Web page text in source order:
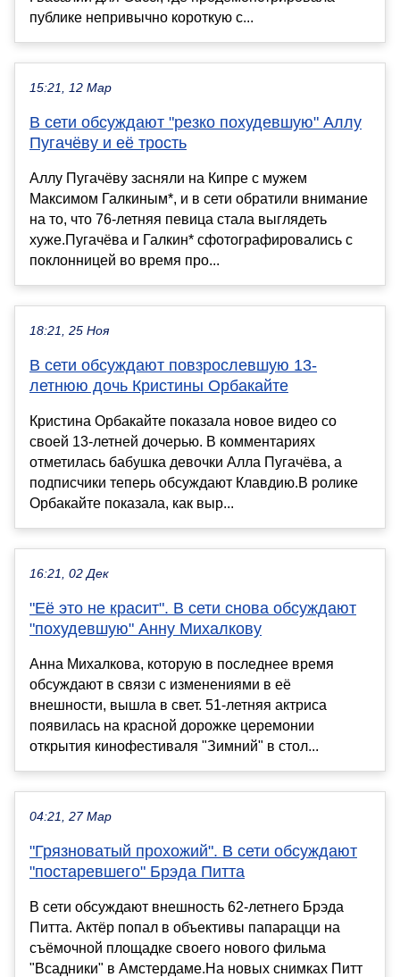
публике непривычно короткую с...
15:21, 12 Мар
В сети обсуждают "резко похудевшую" Аллу
Пугачёву и её трость
Аллу Пугачёву засняли на Кипре с мужем
Максимом Галкиным*, и в сети обратили внимание
на то, что 76-летняя певица стала выглядеть
хуже.Пугачёва и Галкин* сфотографировались с
поклонницей во время про...
18:21, 25 Ноя
В сети обсуждают повзрослевшую 13-
летнюю дочь Кристины Орбакайте
Кристина Орбакайте показала новое видео со
своей 13-летней дочерью. В комментариях
отметилась бабушка девочки Алла Пугачёва, а
подписчики теперь обсуждают Клавдию.В ролике
Орбакайте показала, как выр...
16:21, 02 Дек
"Её это не красит". В сети снова обсуждают
"похудевшую" Анну Михалкову
Анна Михалкова, которую в последнее время
обсуждают в связи с изменениями в её
внешности, вышла в свет. 51-летняя актриса
появилась на красной дорожке церемонии
открытия кинофестиваля "Зимний" в стол...
04:21, 27 Мар
"Грязноватый прохожий". В сети обсуждают
"постаревшего" Брэда Питта
В сети обсуждают внешность 62-летнего Брэда
Питта. Актёр попал в объективы папарацци на
съёмочной площадке своего нового фильма
"Всадники" в Амстердаме.На новых снимках Питт